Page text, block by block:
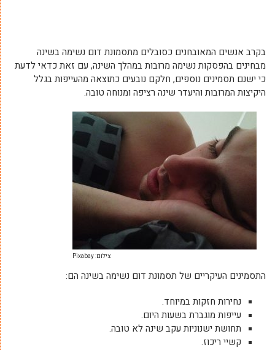
בקרב אנשים המאובחנים כסובלים מתסמונת דום נשימה בשינה
מבחינים בהפסקות נשימה מרובות במהלך השינה, עם זאת כדאי לדעת
כי ישנם תסמינים נוספים, חלקם נובעים כתוצאה מהעייפות בגלל
היקיצות המרובות והיעדר שינה רציפה ומנוחה טובה.
צילום: Pixabay
התסמינים העיקריים של תסמונת דום נשימה בשינה הם:
נחירות חזקות במיוחד.
עייפות מוגברת בשעות היום.
תחושת ישנוניות עקב שינה לא טובה.
קשיי ריכוז.